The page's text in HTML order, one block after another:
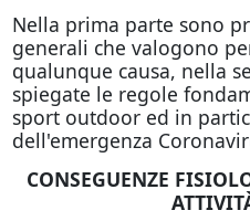
Nella prima parte sono
generali che valogono
qualunque causa, nella
spiegate le regole
sport outdoor ed in
dell'emergenza
CONSEGUENZE